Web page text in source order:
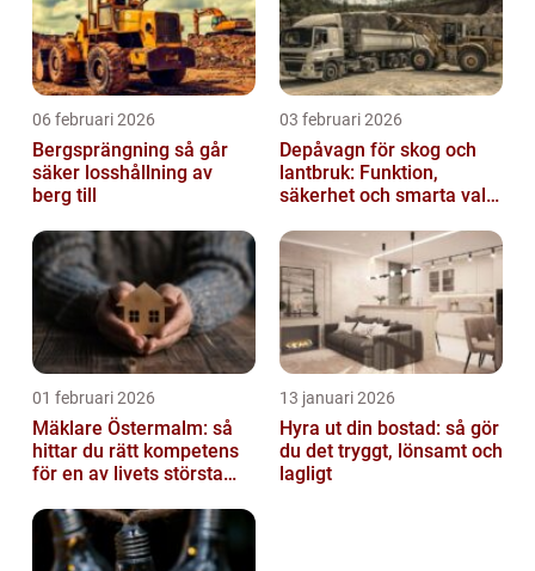
06 februari 2026
Bergsprängning så går
säker losshållning av
berg till
03 februari 2026
Depåvagn för skog och
lantbruk: Funktion,
säkerhet och smarta val
01 februari 2026
Mäklare Östermalm: så
hittar du rätt kompetens
för en av livets största
13 januari 2026
Hyra ut din bostad: så gör
du det tryggt, lönsamt och
lagligt